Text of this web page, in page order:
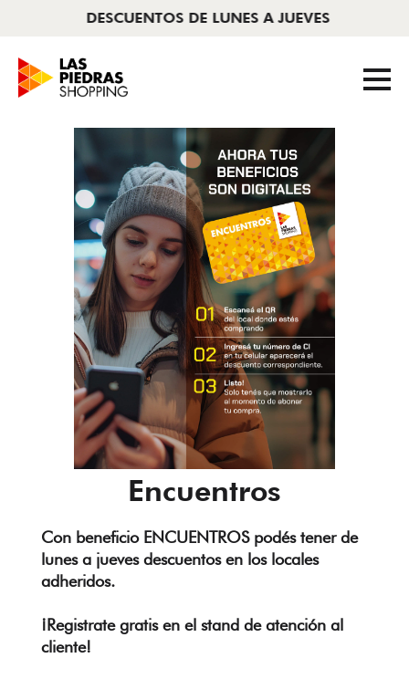
DESCUENTOS DE LUNES A JUEVES
AHORA CERRADO | 11 A 22HS
Tiendas
Cine
Novedades
Programas
Colectivos
Servicios
Programas / Encuentros
Encuentros
Con beneficio ENCUENTROS podés tener de
lunes a jueves descuentos en los locales
adheridos.
¡Registrate gratis en el stand de atención al
cliente!